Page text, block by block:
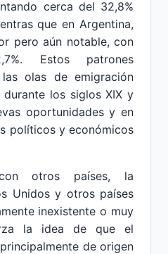
cerca del 32,8%
que en Argentina,
pero aún notable, con
Estos patrones
olas de emigración
los siglos XIX y
oportunidades y en
políticos y económicos
otros países, la
Unidos y otros países
inexistente o muy
la idea de que el
de origen